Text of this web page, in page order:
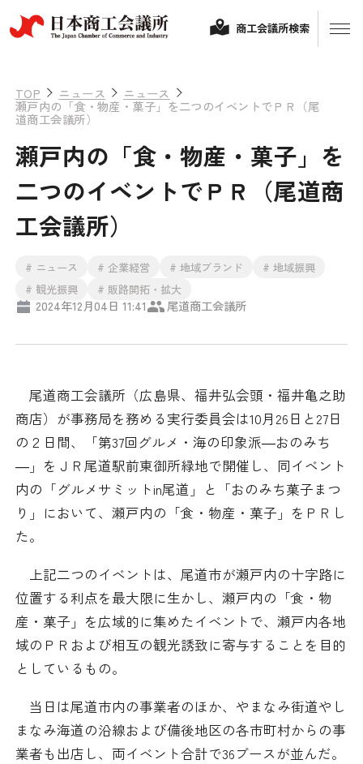
経営相談
融資制度・補助金
ビジネス交流
海外ビジネス・貿易証明
情報提供・広報
その他サービス
会頭コメント
調査・研究
組織概要
役員紹介
日商のあゆみ
青年部・女性会
日商創立100周年宣言
情報公開
採用情報
商工会議所検索
TOP ニュース ニュース
瀬戸内の「食・物産・菓子」を二つのイベントでＰＲ（尾
道商工会議所）
瀬戸内の「食・物産・菓子」を
二つのイベントでＰＲ（尾道商
工会議所）
# ニュース # 企業経営 # 地域ブランド
# 地域振興
# 観光振興
# 販路開拓・拡大
2024年12月04日 11:41 尾道商工会議所
尾道商工会議所（広島県、福井弘会頭・福井亀之助
商店）が事務局を務める実行委員会は10月26日と27日
の２日間、「第37回グルメ・海の印象派―おのみち
―」をＪＲ尾道駅前東御所緑地で開催し、同イベント
内の「グルメサミットin尾道」と「おのみち菓子まつ
り」において、瀬戸内の「食・物産・菓子」をＰＲし
た。
上記二つのイベントは、尾道市が瀬戸内の十字路に
位置する利点を最大限に生かし、瀬戸内の「食・物
産・菓子」を広域的に集めたイベントで、瀬戸内各地
域のＰＲおよび相互の観光誘致に寄与することを目的
としているもの。
当日は尾道市内の事業者のほか、やまなみ街道やし
まなみ海道の沿線および備後地区の各市町村からの事
業者も出店し、両イベント合計で36ブースが並んだ。